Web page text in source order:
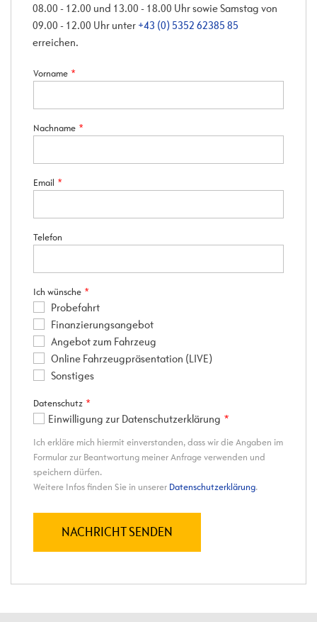
08.00 - 12.00 und 13.00 - 18.00 Uhr sowie Samstag von
09.00 - 12.00 Uhr unter +43 (0) 5352 62385 85
erreichen.